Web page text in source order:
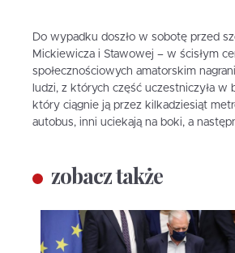
Do wypadku doszło w sobotę przed
Mickiewicza i Stawowej – w ścisłym
społecznościowych amatorskim
ludzi, z których część uczestniczyła w
który ciągnie ją przez kilkadziesiąt
autobus, inni uciekają na boki, a
zobacz także